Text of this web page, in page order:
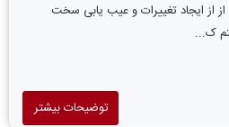
از از ایجاد تغییرات و عیب یابی سخت
ک...
توضیحات بیشتر